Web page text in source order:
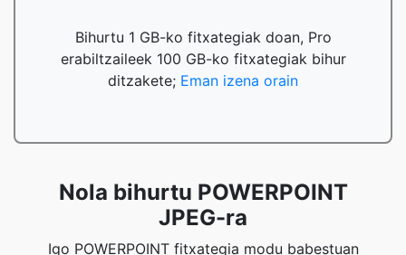
Bihurtu 1 GB-ko fitxategiak doan, Pro
erabiltzaileek 100 GB-ko fitxategiak bihur
ditzakete; Eman izena orain
Nola bihurtu POWERPOINT
JPEG-ra
Igo POWERPOINT fitxategia modu babestuan